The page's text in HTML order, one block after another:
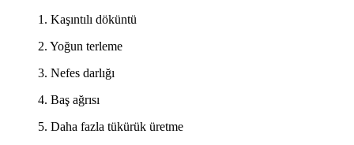
1. Kaşıntılı döküntü
2. Yoğun terleme
3. Nefes darlığı
4. Baş ağrısı
5. Daha fazla tükürük üretme